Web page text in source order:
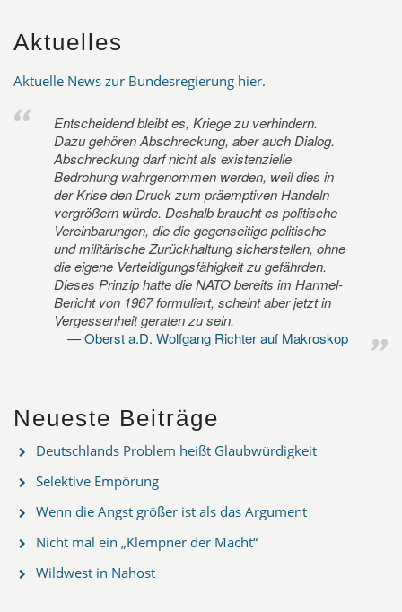
Aktuelles
Aktuelle News zur Bundesregierung hier.
Entscheidend bleibt es, Kriege zu verhindern.
Dazu gehören Abschreckung, aber auch Dialog.
Abschreckung darf nicht als existenzielle
Bedrohung wahrgenommen werden, weil dies in
der Krise den Druck zum präemptiven Handeln
vergrößern würde. Deshalb braucht es politische
Vereinbarungen, die die gegenseitige politische
und militärische Zurückhaltung sicherstellen, ohne
die eigene Verteidigungsfähigkeit zu gefährden.
Dieses Prinzip hatte die NATO bereits im Harmel-
Bericht von 1967 formuliert, scheint aber jetzt in
Vergessenheit geraten zu sein.
Oberst a.D. Wolfgang Richter auf Makroskop
Neueste Beiträge
Deutschlands Problem heißt Glaubwürdigkeit
Selektive Empörung
Wenn die Angst größer ist als das Argument
Nicht mal ein „Klempner der Macht“
Wildwest in Nahost